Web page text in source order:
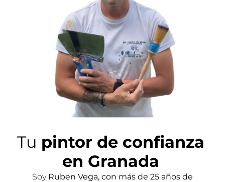
Tu pintor de confianza
en Granada
Soy Ruben Vega, con más de 25 años de